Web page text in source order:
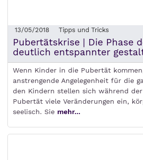
13/05/2018 Tipps und Tricks
Pubertätskrise | Die Phase
deutlich entspannter
Wenn Kinder in die Pubertät
anstrengende Angelegenheit für die
den Kindern stellen sich während
Pubertät viele Veränderungen ein,
seelisch. Sie mehr...